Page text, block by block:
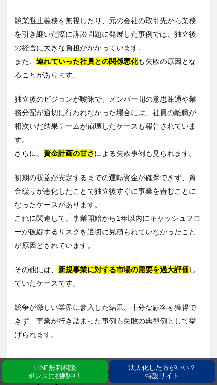
競業避止義務を無視したり、元の会社の取引先から業務
を引き継いだ際に訴訟問題に発展した事例では、独立後
の経営に大きな負担がかかっています。
また、 連れていった社員との関係悪化も失敗の原因とな
ることがあります。
独立後のビジョンが曖昧で、メンバー間の意思疎通や業
務分配が適切に行われなかった場合には、社員の離職が
相次いだ結果チームが崩壊したケースも報告されていま
す。
さらに、 資金計画の甘さによる失敗事例も見られます。
初期の収益が安定するまでの運転資金が確保できず、資
金繰りが悪化したことで独立後すぐに事業を畳むことに
なったケースがあります。
これに関連して、事業開始から1年以内にキャッシュフロ
ーが破綻するリスクを適切に見積もれていなかったこと
が原因とされています。
その他には、 新規事業に対する市場の需要を過大評価し
ていたケースです。
競争が激しい業界に参入した結果、十分な顧客を獲得で
きず、事業が行き詰まった事例も失敗の典型例として挙
げられます。
「社員を連れて独立」の成功確率を上
LINE無料相談
即レスに挑戦中！
法人化した方がいい？
特設サイト